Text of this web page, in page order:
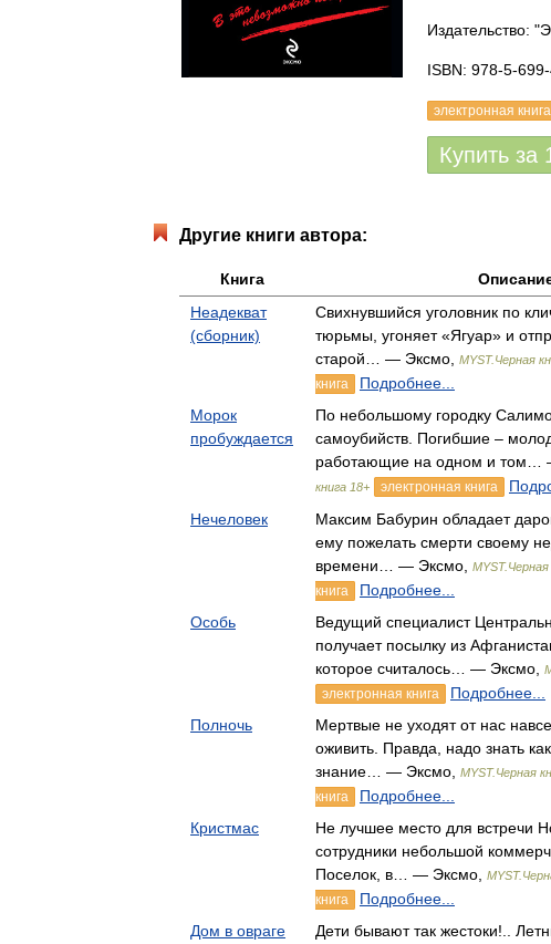
Издательство:
ISBN: 978-5-
электронная книга
Купить за
Другие книги автора:
Книга
Неадекват
(сборник)
Свихнувшийся уголовник по
тюрьмы, угоняет «Ягуар» и
старой… — Эксмо,
MYST.Черная
книга
Подробнее...
Морок
пробуждается
По небольшому городку
самоубийств. Погибшие –
работающие на одном и том…
книга 18+
электронная книга
Нечеловек
Максим Бабурин обладает
ему пожелать смерти своему
времени… — Эксмо,
MYST.Черная
книга
Подробнее...
Особь
Ведущий специалист
получает посылку из
которое считалось… — Эксмо,
электронная книга Подробнее...
Полночь
Мертвые не уходят от нас
оживить. Правда, надо знать
знание… — Эксмо,
MYST.Черная
книга
Подробнее...
Кристмас
Не лучшее место для встречи
сотрудники небольшой
Поселок, в… — Эксмо,
книга
Подробнее...
Дом в овраге
Дети бывают так жестоки!..